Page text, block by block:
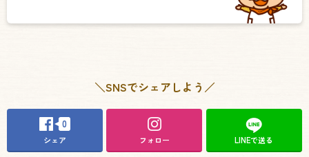
＼SNSでシェアしよう／
0
シェア フォロー LINEで送る